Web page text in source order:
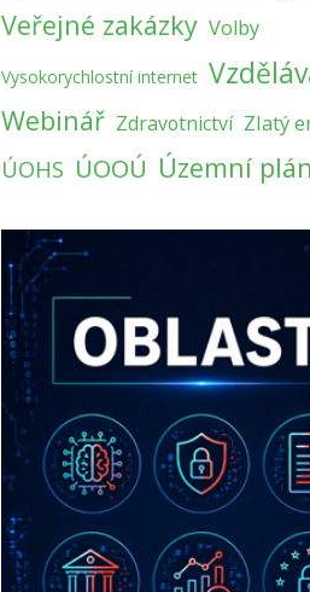
Veřejné zakázky Volby
Vysokorychlostní internet
Webinář Zdravotnictví Zlatý
ÚOHS ÚOOÚ Územní